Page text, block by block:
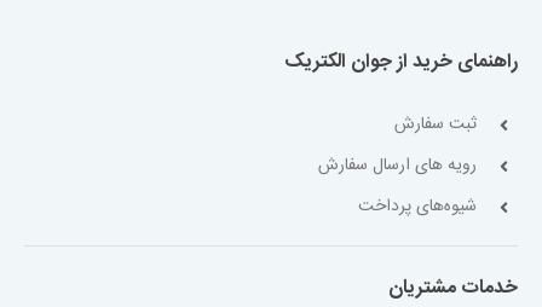
راهنمای خرید از جوان الکتریک
ثبت سفارش
رویه های ارسال سفارش
شیوه‌های پرداخت
خدمات مشتریان